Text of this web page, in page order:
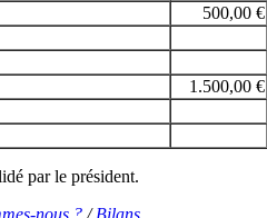
500,00 €
1.500,00 €
par le président.